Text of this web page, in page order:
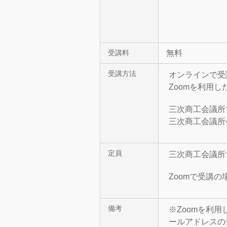
受講料 無料
受講方法
オンラインで
Zoomを利用し
三次商工会議
三次商工会議
定員 三次商工会議
Zoomで受講の
備考
※Zoomを利用
ールアドレス